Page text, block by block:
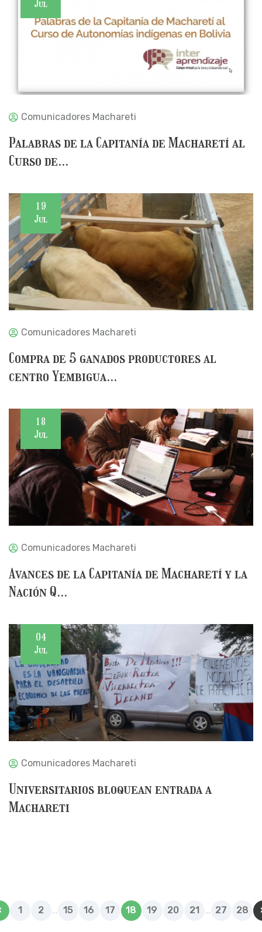
Jul
Comunicadores Machareti
Palabras de la Capitanía de Macharetí al
Curso de...
19
Jul
Comunicadores Machareti
Compra de 5 ganados productores al
centro Yembigua...
18
Jul
Comunicadores Machareti
Avances de la Capitanía de Macharetí y la
Nación Q...
04
Jul
Comunicadores Machareti
Universitarios bloquean entrada a
Machareti
1 2 15 16 17 18 19 20 21 27 28